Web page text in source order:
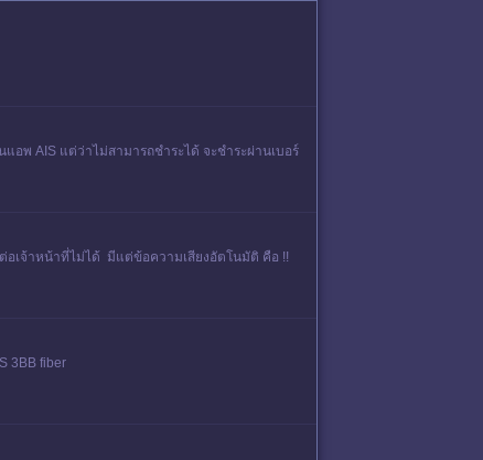
อพ AIS แต่ว่าไม่สามารถชำระได้ จะชำระผ่านเบอร์
อเจ้าหน้าที่ไม่ได้ มีแต่ข้อความเสียงอัตโนมัติ คือ !!
3BB fiber